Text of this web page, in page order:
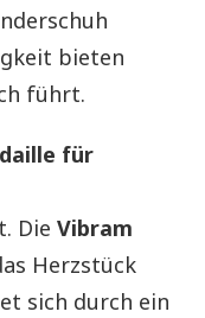
bieten
führt.
für
Die Vibram
Herzstück
sich durch ein